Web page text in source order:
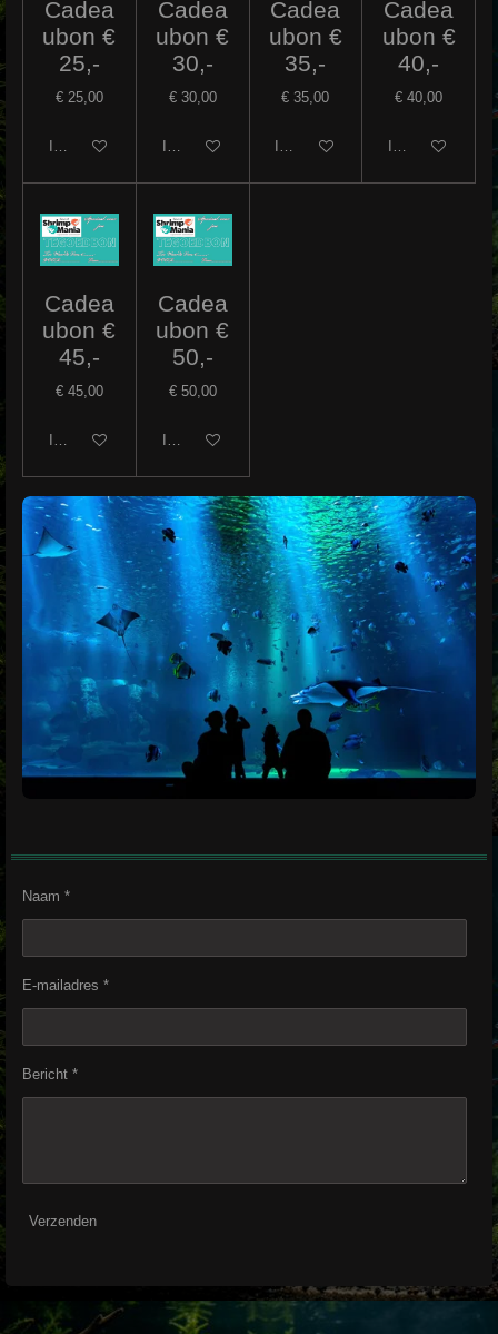
Cadea
ubon €
25,-
€ 25,00
In winkelwagen
Cadea
ubon €
30,-
€ 30,00
In winkelwagen
Cadea
ubon €
35,-
€ 35,00
In winkelwagen
Cadea
ubon €
40,-
€ 40,00
In winkelwagen
Cadea
ubon €
45,-
€ 45,00
In winkelwagen
Cadea
ubon €
50,-
€ 50,00
In winkelwagen
Naam *
E-mailadres *
Bericht *
Verzenden